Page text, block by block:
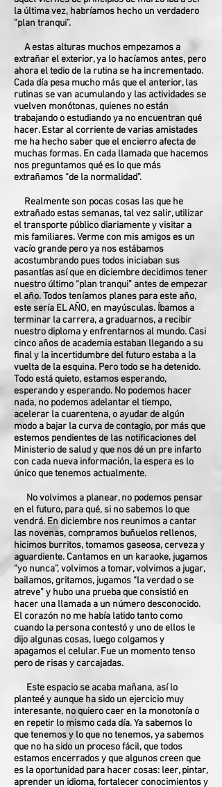
la última vez, habríamos hecho un verdadero
“plan tranqui”.
A estas alturas muchos empezamos a
extrañar el exterior, ya lo hacíamos antes, pero
ahora el tedio de la rutina se ha incrementado.
Cada día pesa mucho más que el anterior, las
rutinas se van acumulando y las actividades se
vuelven monótonas, quienes no están
trabajando o estudiando ya no encuentran qué
hacer. Estar al corriente de varias amistades
me ha hecho saber que el encierro afecta de
muchas formas. En cada llamada que hacemos
nos preguntamos qué es lo que más
extrañamos “de la normalidad”.
Realmente son pocas cosas las que he
extrañado estas semanas, tal vez salir, utilizar
el transporte público diariamente y visitar a
mis familiares. Verme con mis amigos es un
vacío grande pero ya nos estábamos
acostumbrando pues todos iniciaban sus
pasantías así que en diciembre decidimos tener
nuestro último “plan tranqui” antes de empezar
el año. Todos teníamos planes para este año,
este sería EL AÑO, en mayúsculas. Íbamos a
terminar la carrera, a graduarnos, a recibir
nuestro diploma y enfrentarnos al mundo. Casi
cinco años de academia estaban llegando a su
final y la incertidumbre del futuro estaba a la
vuelta de la esquina. Pero todo se ha detenido.
Todo está quieto, estamos esperando,
esperando y esperando. No podemos hacer
nada, no podemos adelantar el tiempo,
acelerar la cuarentena, o ayudar de algún
modo a bajar la curva de contagio, por más que
estemos pendientes de las notificaciones del
Ministerio de salud y que nos dé un pre infarto
con cada nueva información, la espera es lo
único que tenemos actualmente.
No volvimos a planear, no podemos pensar
en el futuro, para qué, si no sabemos lo que
vendrá. En diciembre nos reunimos a cantar
las novenas, compramos buñuelos rellenos,
hicimos burritos, tomamos gaseosa, cerveza y
aguardiente. Cantamos en un karaoke, jugamos
“yo nunca”, volvimos a tomar, volvimos a jugar,
bailamos, gritamos, jugamos “la verdad o se
atreve” y hubo una prueba que consistió en
hacer una llamada a un número desconocido.
El corazón no me había latido tanto como
cuando la persona contestó y uno de ellos le
dijo algunas cosas, luego colgamos y
apagamos el celular. Fue un momento tenso
pero de risas y carcajadas.
Este espacio se acaba mañana, así lo
planteé y aunque ha sido un ejercicio muy
interesante, no quiero caer en la monotonía o
en repetir lo mismo cada día. Ya sabemos lo
que tenemos y lo que no tenemos, ya sabemos
que no ha sido un proceso fácil, que todos
estamos encerrados y que algunos creen que
es la oportunidad para hacer cosas: leer, pintar,
aprender un idioma, fortalecer conocimientos y